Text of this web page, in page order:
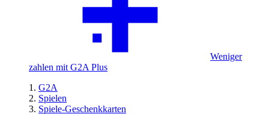
Weniger
zahlen mit G2A Plus
G2A
Spielen
Spiele-Geschenkkarten